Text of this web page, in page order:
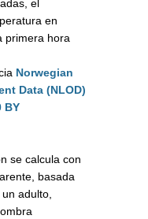
el
en
primera hora
Norwegian
Data (NLOD)
BY
se calcula con
basada
adulto,